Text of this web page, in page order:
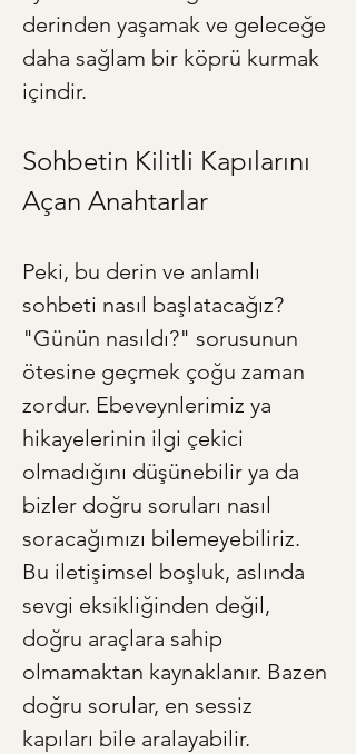
derinden yaşamak ve geleceğe
daha sağlam bir köprü kurmak
içindir.
Sohbetin Kilitli Kapılarını
Açan Anahtarlar
Peki, bu derin ve anlamlı
sohbeti nasıl başlatacağız?
"Günün nasıldı?" sorusunun
ötesine geçmek çoğu zaman
zordur. Ebeveynlerimiz ya
hikayelerinin ilgi çekici
olmadığını düşünebilir ya da
bizler doğru soruları nasıl
soracağımızı bilemeyebiliriz.
Bu iletişimsel boşluk, aslında
sevgi eksikliğinden değil,
doğru araçlara sahip
olmamaktan kaynaklanır. Bazen
doğru sorular, en sessiz
kapıları bile aralayabilir.